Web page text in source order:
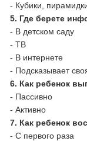
- Кубики,
5. Где берете
- В детском саду
- ТВ
- В интернете
- Подсказывает
6. Как ребенок
- Пассивно
- Активно
7. Как ребенок
- С первого раза